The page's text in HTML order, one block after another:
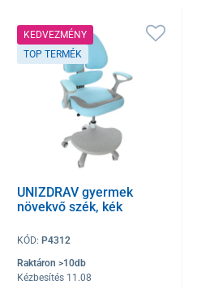
KEDVEZMÉNY
TOP TERMÉK
UNIZDRAV gyermek
növekvő szék, kék
KÓD: P4312
Raktáron >10db
Kézbesítés 11.08